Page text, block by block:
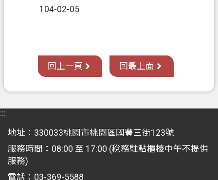
104-02-05
將帶您了解土地登記的成長過程，
用的簿冊。
回上一頁
回最上面
:::
地址：330033桃園市桃園區國豐三街123號
服務時間：08:00 至 17:00 (稅務駐點櫃檯中午不提供
服務)
電話：03-369-5588